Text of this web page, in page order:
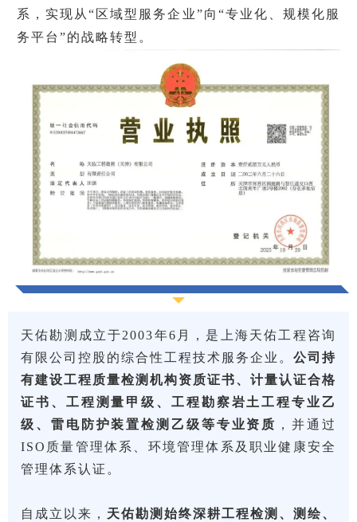
系，实现从“区域型服务企业”向“专业化、规模化服
务平台”的战略转型。
天佑勘测成立于2003年6月，是上海天佑工程咨询
有限公司控股的综合性工程技术服务企业。 公司持
有建设工程质量检测机构资质证书、计量认证合格
证书、工程测量甲级、工程勘察岩土工程专业乙
级、雷电防护装置检测乙级等专业资质 ，并通过
ISO质量管理体系、环境管理体系及职业健康安全
管理体系认证。
自成立以来， 天佑勘测始终深耕工程检测、测绘、